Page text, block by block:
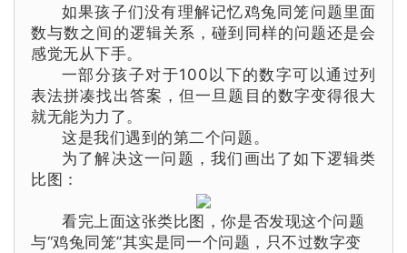
如果孩子们没有理解记忆鸡兔同笼问题里面
数与数之间的逻辑关系，碰到同样的问题还是会
感觉无从下手。
一部分孩子对于100以下的数字可以通过列
表法拼凑找出答案，但一旦题目的数字变得很大
就无能为力了。
这是我们遇到的第二个问题。
为了解决这一问题，我们画出了如下逻辑类
比图：
看完上面这张类比图，你是否发现这个问题
与“鸡兔同笼”其实是同一个问题，只不过数字变